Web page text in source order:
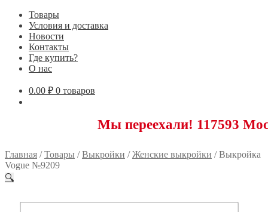
Товары
Условия и доставка
Новости
Контакты
Где купить?
О нас
0.00 ₽ 0 товаров
Мы переехали! 117593 Москва,
Главная /Товары /Выкройки /Женские выкройки /Выкройка
Vogue №9209
🔍